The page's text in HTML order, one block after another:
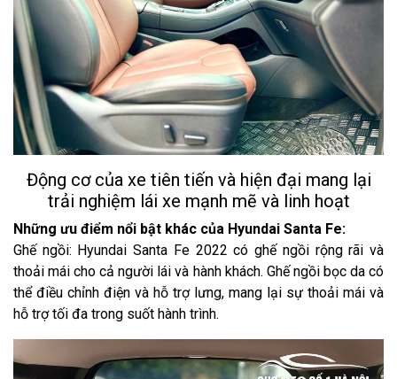
Động cơ của xe tiên tiến và hiện đại mang lại
trải nghiệm lái xe mạnh mẽ và linh hoạt
Những ưu điểm nổi bật khác của Hyundai Santa Fe:
Ghế ngồi: Hyundai Santa Fe 2022 có ghế ngồi rộng rãi và
thoải mái cho cả người lái và hành khách. Ghế ngồi bọc da có
thể điều chỉnh điện và hỗ trợ lưng, mang lại sự thoải mái và
hỗ trợ tối đa trong suốt hành trình.